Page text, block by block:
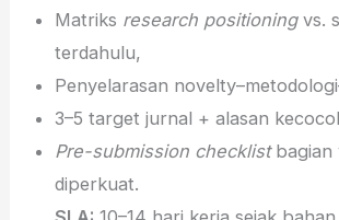
Matriks research positioningvs.
terdahulu,
Penyelarasan
3–5 target jurnal + alasan
Pre-submission checklistbagian
diperkuat.